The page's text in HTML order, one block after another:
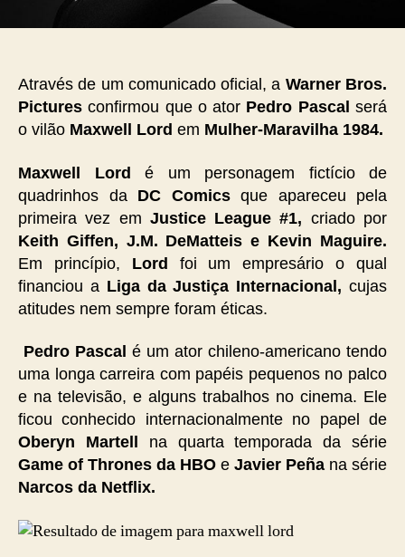
Através de um comunicado oficial, a Warner Bros.
Pictures confirmou que o ator Pedro Pascal será
o vilão Maxwell Lord em Mulher-Maravilha 1984.
Maxwell Lord é um personagem fictício de
quadrinhos daDC Comicsque apareceu pela
primeira vez em Justice League #1, criado por
Keith Giffen, J.M. DeMatteis e Kevin Maguire.
Em princípio, Lord foi um empresário o qual
financiou a Liga da Justiça Internacional, cujas
atitudes nem sempre foram éticas.
Pedro Pascal é um ator chileno-americano tendo
uma longa carreira com papéis pequenos no palco
e na televisão, e alguns trabalhos no cinema. Ele
ficou conhecido internacionalmente no papel de
Oberyn Martell
na quarta temporada da série
Game of Thrones da HBO e Javier Peña na série
Narcos da Netflix.